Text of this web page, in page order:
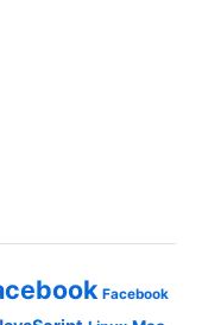
Facebook